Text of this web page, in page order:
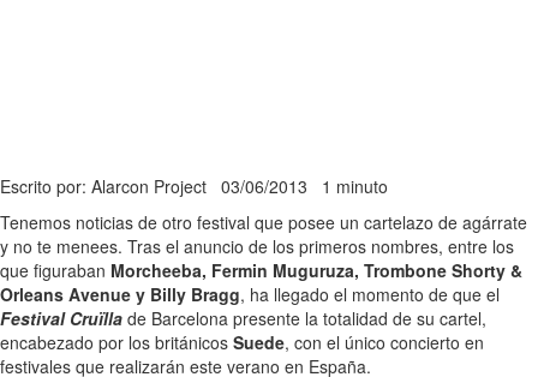
Escrito por: Alarcon Project 03/06/2013 1 minuto
Tenemos noticias de otro festival que posee un cartelazo de agárrate
y no te menees. Tras el anuncio de los primeros nombres, entre los
que figuraban Morcheeba, Fermin Muguruza, Trombone Shorty &
Orleans Avenue y Billy Bragg, ha llegado el momento de que el
Festival Cruïlla de Barcelona presente la totalidad de su cartel,
encabezado por los británicos Suede, con el único concierto en
festivales que realizarán este verano en España.